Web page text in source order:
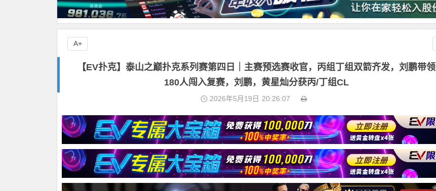
【EV扑克】泰山之巅扑克系列赛第四日｜主赛预选赛收官，丙组丁组双箭齐发，刘鹏带领
180人闯入复赛，刘鹏，黄星灿分获丙/丁组CL
2026年5月19日 20:26:07
A+